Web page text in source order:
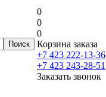
0
0
0
Корзина заказа
+7 423 222-13-36
+7 423 243-28-51
Заказать звонок